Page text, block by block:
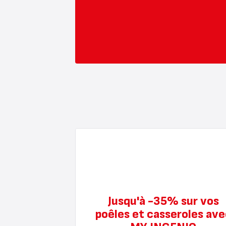
Jusqu'à -35% sur vos
poêles et casseroles